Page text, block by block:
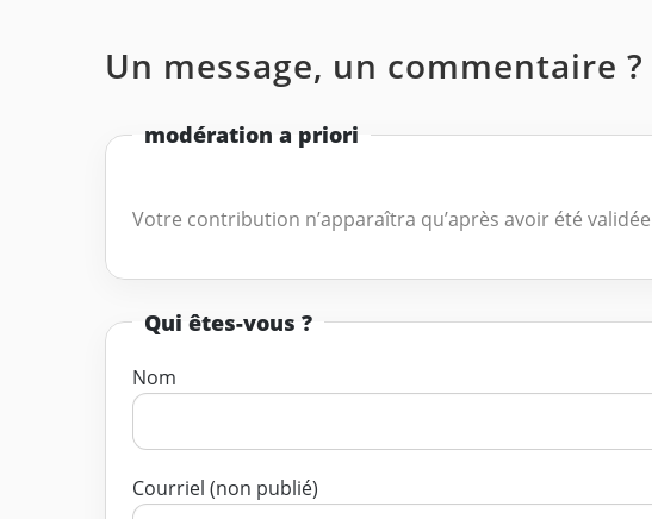
Un message, un commentaire ?
modération a priori
Votre contribution n’apparaîtra qu’après avoir été
Qui êtes-vous ?
Nom
Courriel (non publié)